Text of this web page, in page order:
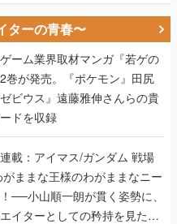
ターの青春〜
ーム業界取材マンガ『若ゲの
巻が発売。『ポケモン』田尻
ビウス』遠藤雅伸さんらの貴
ドを収録
載：アイマス/ガンダム 戦場
ままな王様のわがままなニー
──小山順一朗が貫く姿勢に、
イターとしての矜持を見た